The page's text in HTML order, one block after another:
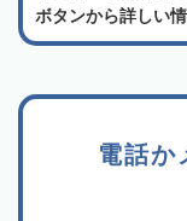
ボタンから詳しい
電話か